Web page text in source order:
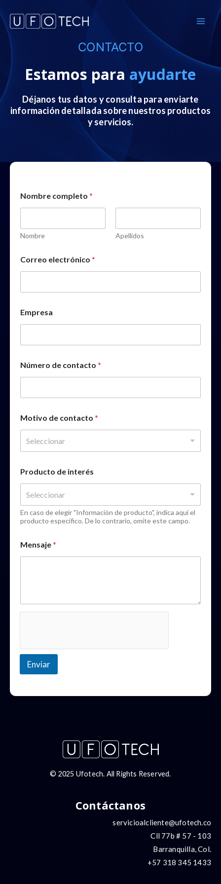
al
contenido
CONTACTO
Estamos para ayudarte
Déjanos tus datos y consulta para enviarte
información detallada sobre nuestros productos
y servicios.
e
l
t
n
i
o
o
e
o
Nombre completo *
Nombre Apellidos
Correo electrónico *
Empresa
Número de contacto *
Motivo de contacto *
Seleccionar
Producto de interés
Seleccionar
En caso de elegir "Información de producto", indica aquí el
producto específico. De lo contrario, omite este campo.
Mensaje*
Enviar
© 2025 Ufotech. All Rights Reserved.
Contáctanos
servicioalcliente@ufotech.co
Cll 77b # 57 - 103
Barranquilla, Col.
+57 318 345 1433